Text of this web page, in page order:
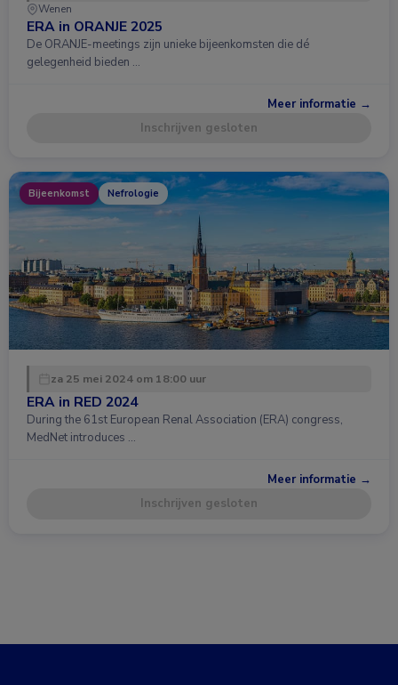
Wenen
ERA in ORANJE 2025
De ORANJE-meetings zijn unieke bijeenkomsten die dé
gelegenheid bieden …
Meer informatie →
Inschrijven gesloten
Bijeenkomst Nefrologie
za 25 mei 2024 om 18:00 uur
ERA in RED 2024
During the 61st European Renal Association (ERA) congress,
MedNet introduces …
Meer informatie →
Inschrijven gesloten